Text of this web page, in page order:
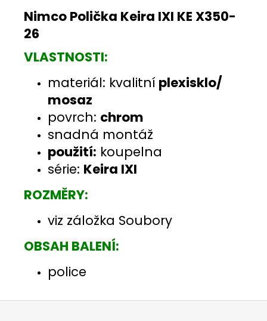
Nimco Polička Keira IXI KE X350-
26
VLASTNOSTI:
materiál: kvalitní plexisklo/
mosaz
povrch: chrom
snadná montáž
použití: koupelna
série: Keira IXI
ROZMĚRY:
viz záložka Soubory
OBSAH BALENÍ:
police
Z